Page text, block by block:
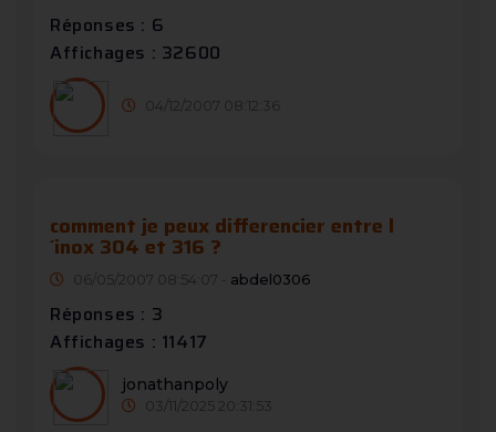
Réponses : 6
Affichages : 32600
04/12/2007 08:12:36
comment je peux differencier entre l
´inox 304 et 316 ?
06/05/2007 08:54:07 - abdel0306
Réponses : 3
Affichages : 11417
jonathanpoly
03/11/2025 20:31:53